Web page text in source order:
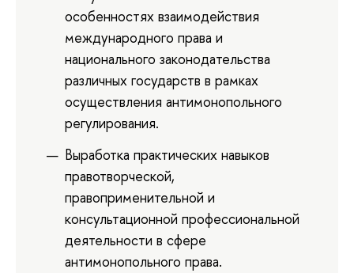
особенностях взаимодействия
международного права и
национального законодательства
различных государств в рамках
осуществления антимонопольного
регулирования.
Выработка практических навыков
правотворческой,
правоприменительной и
консультационной профессиональной
деятельности в сфере
антимонопольного права.